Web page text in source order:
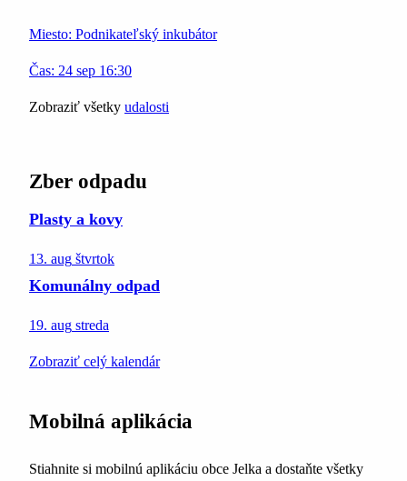
Miesto: Podnikateľský inkubátor
Čas: 24 sep 16:30
Zobraziť všetky udalosti
Zber odpadu
Plasty a kovy
13. aug štvrtok
Komunálny odpad
19. aug streda
Zobraziť celý kalendár
Mobilná aplikácia
Stiahnite si mobilnú aplikáciu obce Jelka a dostaňte všetky